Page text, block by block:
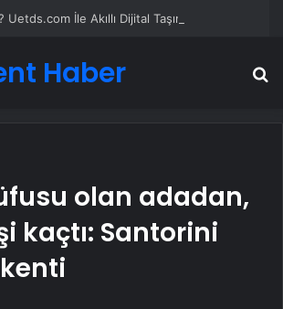
Haber
olan adadan,
kaçtı: Santorini